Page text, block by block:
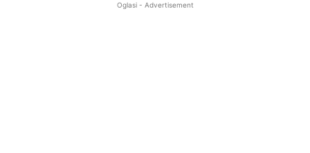
Oglasi - Advertisement